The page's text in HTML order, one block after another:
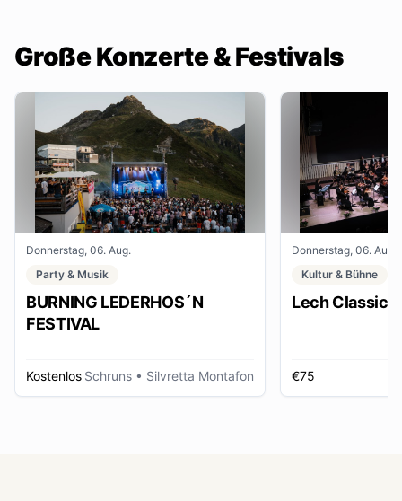
Große Konzerte & Festivals
Donnerstag, 06. Aug.
Party & Musik
BURNING LEDERHOS´N
FESTIVAL
Kostenlos Schruns • Silvretta Montafon
Donnerstag, 06. Aug.
Kultur & Bühne
Lech Classic
€75